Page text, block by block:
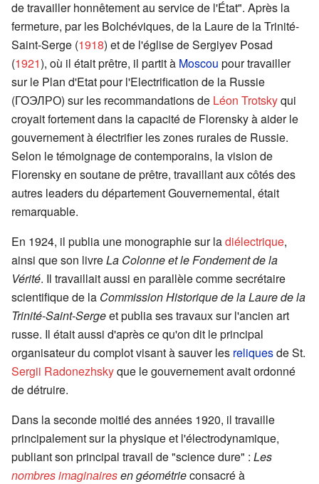
de travailler honnêtement au service de l'État". Après la
fermeture, par les Bolchéviques, de la Laure de la Trinité-
Saint-Serge (1918) et de l'église de Sergiyev Posad
(1921), où il était prêtre, il partit à Moscou pour travailler
sur le Plan d'Etat pour l'Electrification de la Russie
(ГОЭЛРО) sur les recommandations de Léon Trotskyqui
croyait fortement dans la capacité de Florensky à aider le
gouvernement à électrifier les zones rurales de Russie.
Selon le témoignage de contemporains, la vision de
Florensky en soutane de prêtre, travaillant aux côtés des
autres leaders du département Gouvernemental, était
remarquable.
En 1924, il publia une monographie sur ladiélectrique,
ainsi que son livreLa Colonne et le Fondement de la
Vérité. Il travaillait aussi en parallèle comme secrétaire
scientifique de la Commission Historique de la Laure de la
Trinité-Saint-Sergeet publia ses travaux sur l'ancien art
russe. Il était aussi d'après ce qu'on dit le principal
organisateur du complot visant à sauver les reliquesde St.
Sergii Radonezhskyque le gouvernement avait ordonné
de détruire.
Dans la seconde moitié des années 1920, il travaille
principalement sur la physique et l'électrodynamique,
publiant son principal travail de "science dure" : Les
nombres imaginairesen géométrieconsacré à